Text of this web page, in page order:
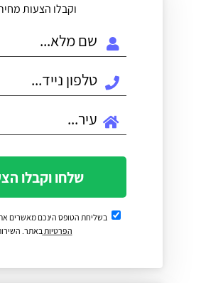
וקבלו הצעות
שלחו וקבלו
בשליחת הטופס הינכם מאשרים
הפרטיותבאתר.